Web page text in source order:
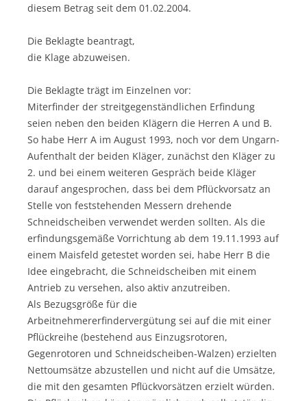
diesem Betrag seit dem 01.02.2004.
Die Beklagte beantragt,
die Klage abzuweisen.
Die Beklagte trägt im Einzelnen vor:
Miterfinder der streitgegenständlichen Erfindung
seien neben den beiden Klägern die Herren A und B.
So habe Herr A im August 1993, noch vor dem Ungarn-
Aufenthalt der beiden Kläger, zunächst den Kläger zu
2. und bei einem weiteren Gespräch beide Kläger
darauf angesprochen, dass bei dem Pflückvorsatz an
Stelle von feststehenden Messern drehende
Schneidscheiben verwendet werden sollten. Als die
erfindungsgemäße Vorrichtung ab dem 19.11.1993 auf
einem Maisfeld getestet worden sei, habe Herr B die
Idee eingebracht, die Schneidscheiben mit einem
Antrieb zu versehen, also aktiv anzutreiben.
Als Bezugsgröße für die
Arbeitnehmererfindervergütung sei auf die mit einer
Pflückreihe (bestehend aus Einzugsrotoren,
Gegenrotoren und Schneidscheiben-Walzen) erzielten
Nettoumsätze abzustellen und nicht auf die Umsätze,
die mit den gesamten Pflückvorsätzen erzielt würden.